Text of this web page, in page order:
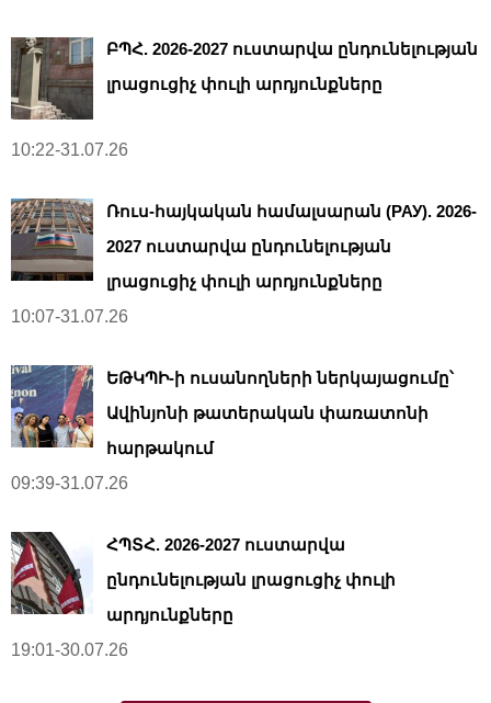
ԲՊՀ. 2026-2027 ուստարվա ընդունելության
լրացուցիչ փուլի արդյունքները
10:22-31.07.26
Ռուս-հայկական համալսարան (РАУ). 2026-
2027 ուստարվա ընդունելության
լրացուցիչ փուլի արդյունքները
10:07-31.07.26
ԵԹԿՊԻ-ի ուսանողների ներկայացումը՝
Ավինյոնի թատերական փառատոնի
հարթակում
09:39-31.07.26
ՀՊՏՀ. 2026-2027 ուստարվա
ընդունելության լրացուցիչ փուլի
արդյունքները
19:01-30.07.26